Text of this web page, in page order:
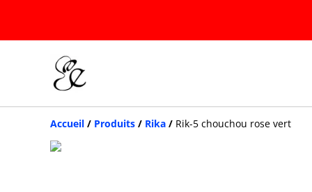
Accueil / Produits / Rika / Rik-5 chouchou rose vert